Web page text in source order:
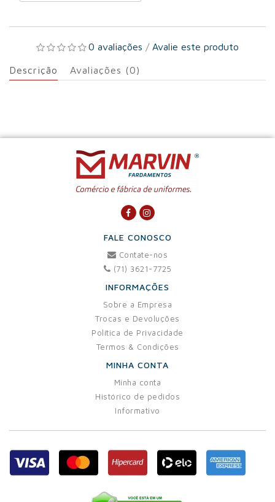
0 avaliações / Avalie este produto
Descrição Avaliações (0)
FALE CONOSCO
Contate-nos
(71) 3621-7725
INFORMAÇÕES
Sobre a Empresa
Trocas e Devoluções
Política de Privacidade
Termos & Condições
MINHA CONTA
Minha conta
Histórico de pedidos
Informativo